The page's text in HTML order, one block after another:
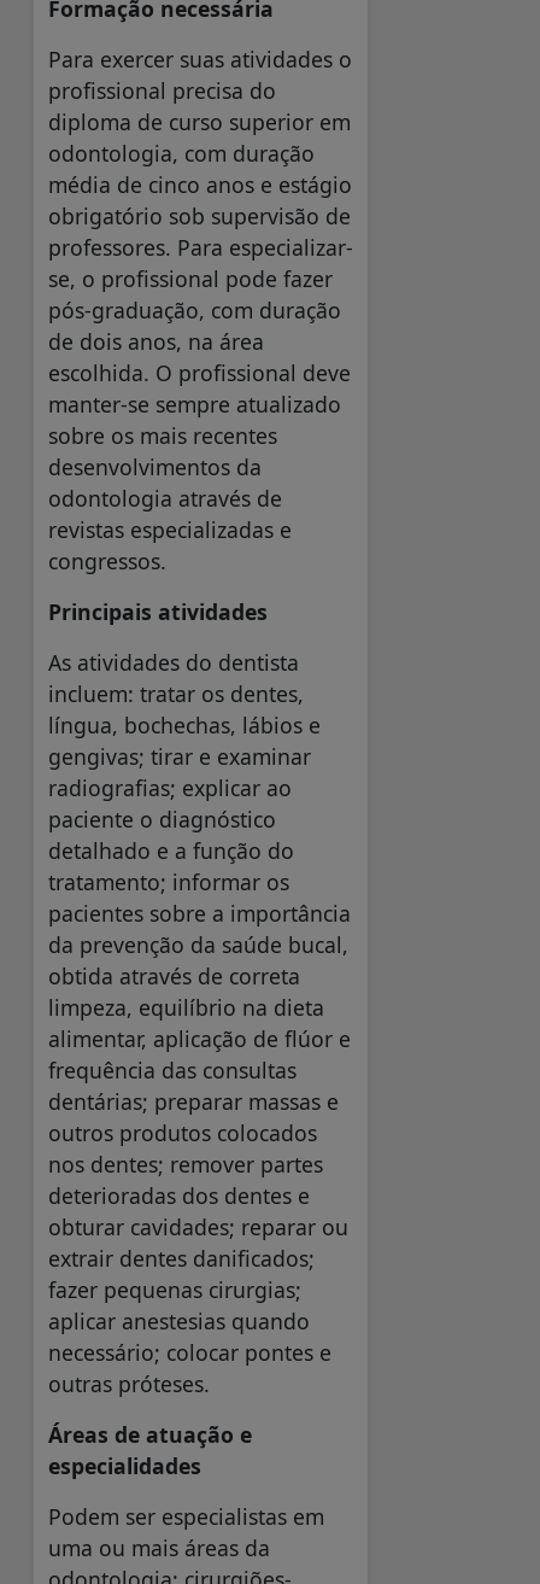
Formação necessária
Para exercer suas atividades o
profissional precisa do
diploma de curso superior em
odontologia, com duração
média de cinco anos e estágio
obrigatório sob supervisão de
professores. Para especializar-
se, o profissional pode fazer
pós-graduação, com duração
de dois anos, na área
escolhida. O profissional deve
manter-se sempre atualizado
sobre os mais recentes
desenvolvimentos da
odontologia através de
revistas especializadas e
congressos.
Principais atividades
As atividades do dentista
incluem: tratar os dentes,
língua, bochechas, lábios e
gengivas; tirar e examinar
radiografias; explicar ao
paciente o diagnóstico
detalhado e a função do
tratamento; informar os
pacientes sobre a importância
da prevenção da saúde bucal,
obtida através de correta
limpeza, equilíbrio na dieta
alimentar, aplicação de flúor e
frequência das consultas
dentárias; preparar massas e
outros produtos colocados
nos dentes; remover partes
deterioradas dos dentes e
obturar cavidades; reparar ou
extrair dentes danificados;
fazer pequenas cirurgias;
aplicar anestesias quando
necessário; colocar pontes e
outras próteses.
Áreas de atuação e
especialidades
Podem ser especialistas em
uma ou mais áreas da